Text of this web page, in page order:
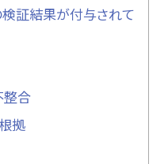
検証結果が付与されて
整合
拠